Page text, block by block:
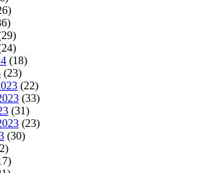
(18)
(23)
(22)
(33)
(31)
(23)
(30)